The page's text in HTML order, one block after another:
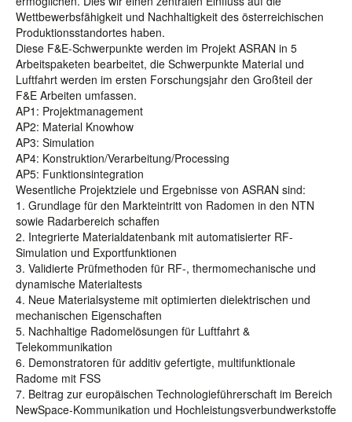
Wettbewerbsfähigkeit und Nachhaltigkeit des österreichischen
Produktionsstandortes haben.
Diese F&E-Schwerpunkte werden im Projekt ASRAN in 5
Arbeitspaketen bearbeitet, die Schwerpunkte Material und
Luftfahrt werden im ersten Forschungsjahr den Großteil der
F&E Arbeiten umfassen.
AP1: Projektmanagement
AP2: Material Knowhow
AP3: Simulation
AP4: Konstruktion/Verarbeitung/Processing
AP5: Funktionsintegration
Wesentliche Projektziele und Ergebnisse von ASRAN sind:
1. Grundlage für den Markteintritt von Radomen in den NTN
sowie Radarbereich schaffen
2. Integrierte Materialdatenbank mit automatisierter RF-
Simulation und Exportfunktionen
3. Validierte Prüfmethoden für RF-, thermomechanische und
dynamische Materialtests
4. Neue Materialsysteme mit optimierten dielektrischen und
mechanischen Eigenschaften
5. Nachhaltige Radomelösungen für Luftfahrt &
Telekommunikation
6. Demonstratoren für additiv gefertigte, multifunktionale
Radome mit FSS
7. Beitrag zur europäischen Technologieführerschaft im Bereich
NewSpace-Kommunikation und Hochleistungsverbundwerkstoffe